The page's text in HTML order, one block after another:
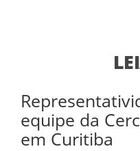
equipe da
em Curitiba